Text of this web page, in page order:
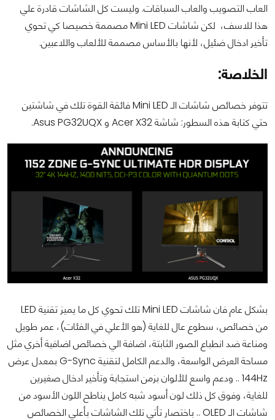
العاب التصويب والعاب السباقات. وليست كل الشاشات قادرة علي
هذا للاسف، لكن شاشات Mini LED مصممة خصيصا كي تحوي
تأخير ادخال ضئيل، لأنها بالأساس مصممة للألعاب واللاعبين.
الخلاصة:
تتوفر خصائص شاشات الـ Mini LED فائقة القوة تلك في شاشتين
حتي كتابة هذه السطور: شاشة Acer X32 و Asus PG32UQX.
بشكل عام فان شاشات Mini LED تلك تحوي كل ما يميز تقنية LED
من خصائص، سطوع عال للغاية (هو الأعلي في الفئات)، عمر طويل
ومناعة ضد انطباع الصور الثابتة، اضافة الي خصائص اضافية أخري مثل
مساحة العرض الواسعة، والدعم الكامل لتقنية G-Sync بمعدل عرض
144Hz .. ودعم واسع للألوان بزمن استجابة وتأخير ادخال صغيرين
للغاية، وفوق كل ذلك لون أسود شبه كامل يناطح اللون الأسود من
شاشات الـ OLED .. باختصار تأتي تلك الشاشات بأعلي الخصائص